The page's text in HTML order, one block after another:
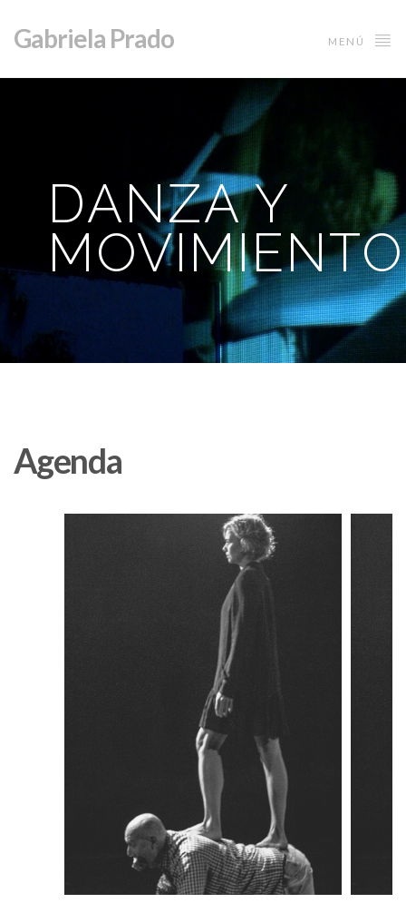
Gabriela Prado MENÚ
DANZA Y
MOVIMIENTO
Agenda